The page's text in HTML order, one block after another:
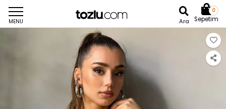
MENU Ara
0
Sepetim